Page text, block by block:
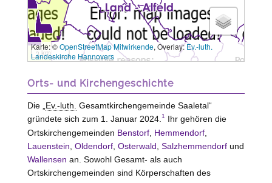
3 km
Karte: ©OpenStreetMap Mitwirkende, Overlay:Ev.-luth.
Landeskirche Hannovers
Orts- und Kirchengeschichte
Die „ Ev.-luth. Gesamtkirchengemeinde Saaletal“
gründete sich zum 1. Januar 2024. 1
Ihr gehören die
Ortskirchengemeinden Benstorf, Hemmendorf,
Lauenstein Oldendorf, Osterwald Salzhemmendorfund
Wallensen an. Sowohl Gesamt- als auch
Ortskirchengemeinden sind Körperschaften des